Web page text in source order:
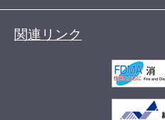
関連リンク